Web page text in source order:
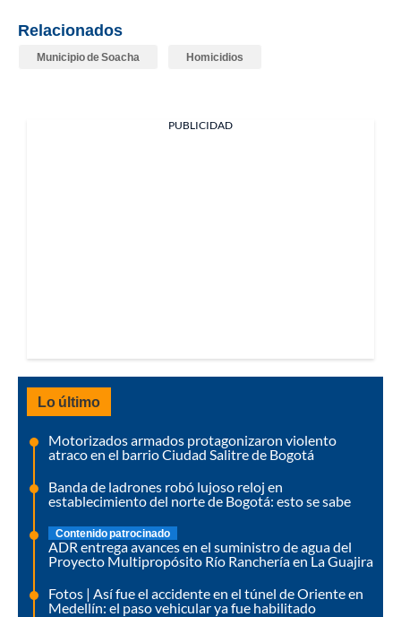
Relacionados
Municipio de Soacha Homicidios
PUBLICIDAD
Lo último
Motorizados armados protagonizaron violento
atraco en el barrio Ciudad Salitre de Bogotá
Banda de ladrones robó lujoso reloj en
establecimiento del norte de Bogotá: esto se sabe
Contenido patrocinado
ADR entrega avances en el suministro de agua del
Proyecto Multipropósito Río Ranchería en La Guajira
Fotos | Así fue el accidente en el túnel de Oriente en
Medellín: el paso vehicular ya fue habilitado